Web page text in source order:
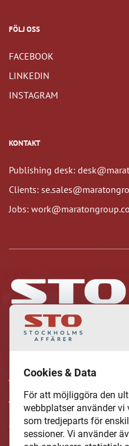
FÖLJ OSS
FACEBOOK
LINKEDIN
INSTAGRAM
KONTAKT
Publishing desk:
Clients:
Jobs:
värdefulla
från och om det
dess aktörer samt
Cookies & Data
För att möjliggöra den
webbplatser använder vi
som tredjeparts för
sessioner. Vi använder